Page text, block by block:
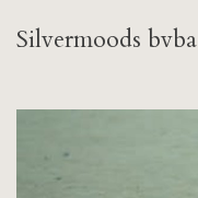
Silvermoods bvba